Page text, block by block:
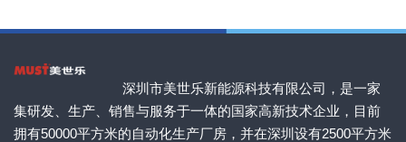
深圳市美世乐新能源科技有限公司，是一家
集研发、生产、销售与服务于一体的国家高新技术企业，目前
拥有50000平方米的自动化生产厂房，并在深圳设有2500平方米